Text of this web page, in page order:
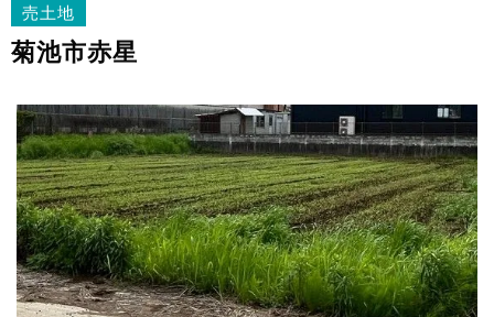
売土地
菊池市赤星